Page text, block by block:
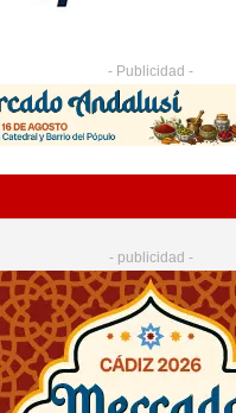
- Publicidad -
- publicidad -